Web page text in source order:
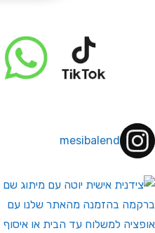
mesibalend
לחברי מועדון ומצטרפים חדשים🤍